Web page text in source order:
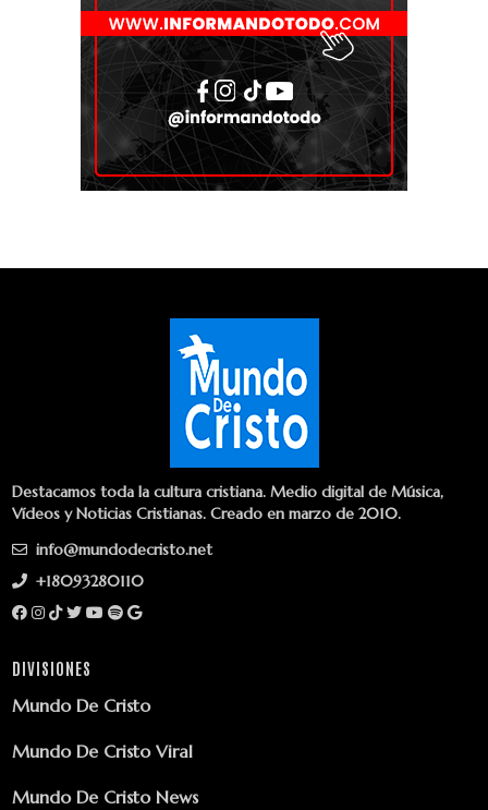
Destacamos toda la cultura cristiana. Medio digital de Música,
Vídeos y Noticias Cristianas. Creado en marzo de 2010.
info@mundodecristo.net
+18093280110
DIVISIONES
Mundo De Cristo
Mundo De Cristo Viral
Mundo De Cristo News